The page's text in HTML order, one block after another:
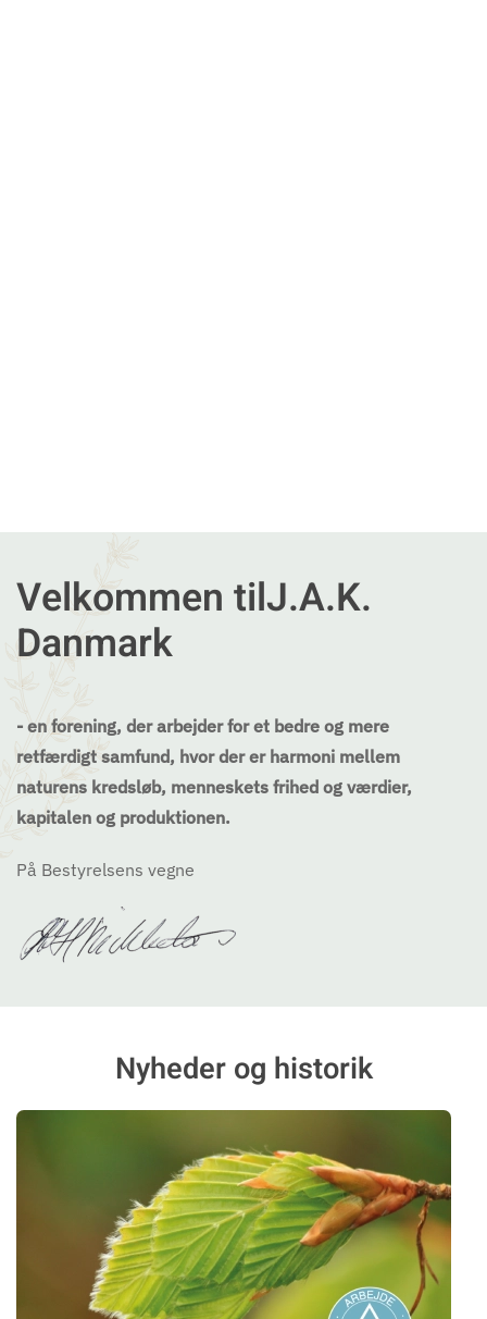
Velkommen tilJ.A.K.
Danmark
- en forening, der arbejder for et bedre og mere
retfærdigt samfund, hvor der er harmoni mellem
naturens kredsløb, menneskets frihed og værdier,
kapitalen og produktionen.
På Bestyrelsens vegne
Nyheder og historik